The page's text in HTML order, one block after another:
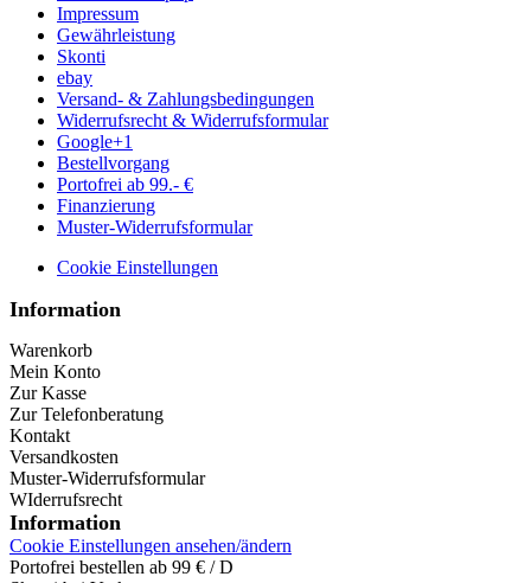
Impressum
Gewährleistung
Skonti
ebay
Versand- & Zahlungsbedingungen
Widerrufsrecht & Widerrufsformular
Google+1
Bestellvorgang
Portofrei ab 99.- €
Finanzierung
Muster-Widerrufsformular
Cookie Einstellungen
Information
Warenkorb
Mein Konto
Zur Kasse
Zur Telefonberatung
Kontakt
Versandkosten
Muster-Widerrufsformular
WIderrufsrecht
Information
Cookie Einstellungen ansehen/ändern
Portofrei bestellen ab 99 € / D